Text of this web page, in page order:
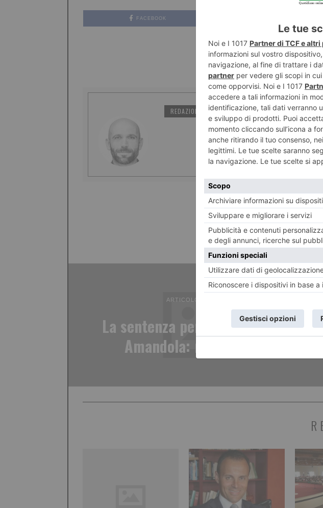
FACEBOOK
I
REDAZIONE IL TORINESE POST RECENTI
ARTICOLO PRECEDENTE
La sentenza per il giornalista Rai
Amandola: non è razzismo